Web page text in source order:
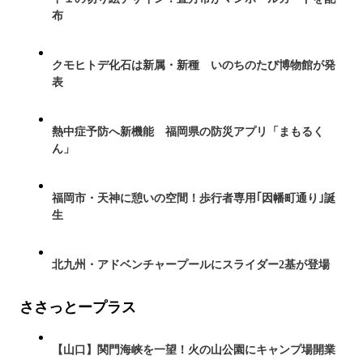
布
クモヒトデ化石は新属・新種 いのちのたび博物館が発
表
熱中症予防へ新機能 福岡県の防災アプリ「まもるく
ん」
福岡市・天神に憩いの空間！歩行者専用｢因幡町通り｣誕
生
北九州・アドベンチャープールにスライダー2基が登場
ささっとープラス
【山口】関門海峡を一望！火の山公園にキャンプ場開業